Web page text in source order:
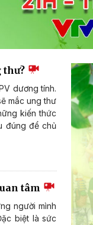
thư?
dương tính.
mắc ung thư
kiến thức
đúng để chủ
tâm
người mình
biệt là sức